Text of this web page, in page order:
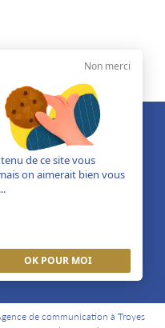
de communication à Troyes
Non merci
de ce site vous
on aimerait bien vous
OK POUR MOI